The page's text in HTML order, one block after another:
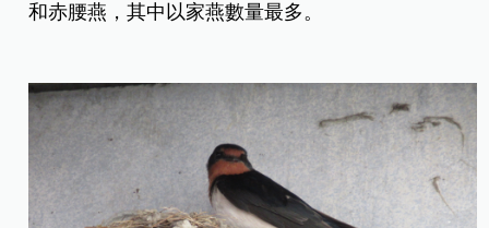
和赤腰燕，其中以家燕數量最多。